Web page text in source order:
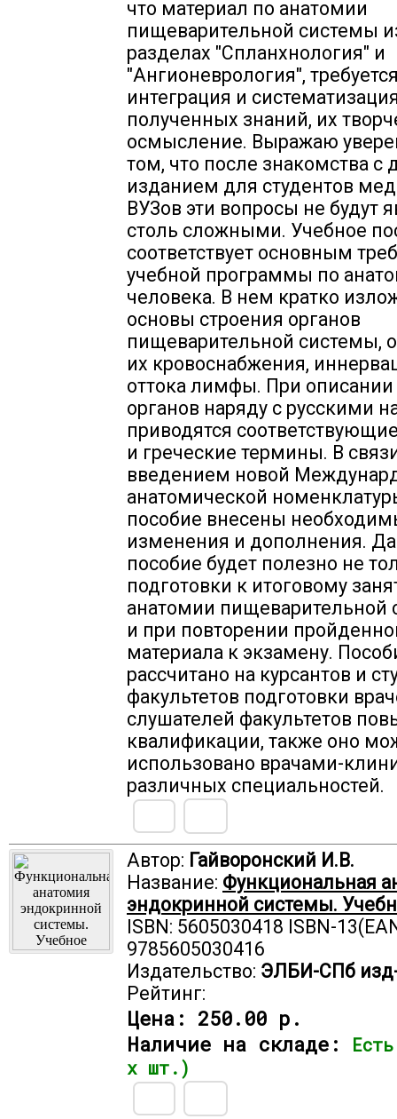
что материал по анатомии
пищеварительной системы
разделах "Спланхнология" и
"Ангионеврология",
интеграция и
полученных знаний, их
осмысление. Выражаю
том, что после знакомства
изданием для студентов
ВУЗов эти вопросы не будут
столь сложными. Учебное
соответствует основным
учебной программы по
человека. В нем кратко
основы строения органов
пищеварительной системы,
их кровоснабжения,
оттока лимфы. При описании
органов наряду с русскими
приводятся
и греческие термины. В
введением новой
анатомической
пособие внесены
изменения и дополнения.
пособие будет полезно не
подготовки к итоговому
анатомии пищеварительной
и при повторении
материала к экзамену.
рассчитано на курсантов и
факультетов подготовки
слушателей факультетов
квалификации, также оно
использовано врачами-
различных специальностей.
Автор: Гайворонский И.В.
Название: Функциональная
эндокринной системы.
ISBN: 5605030418 ISBN-
9785605030416
Издательство: ЭЛБИ-СПб
Рейтинг:
Цена: 250.00 р.
Наличие на складе:
х шт.)